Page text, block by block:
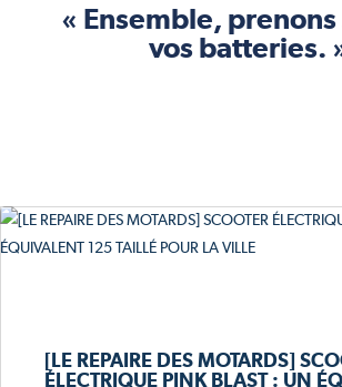
« Ensemble,
vos batteries.
[LE REPAIRE DES MOTARDS]
ÉLECTRIQUE PINK BLAST : UN